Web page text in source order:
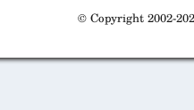
© Copyright 2002-